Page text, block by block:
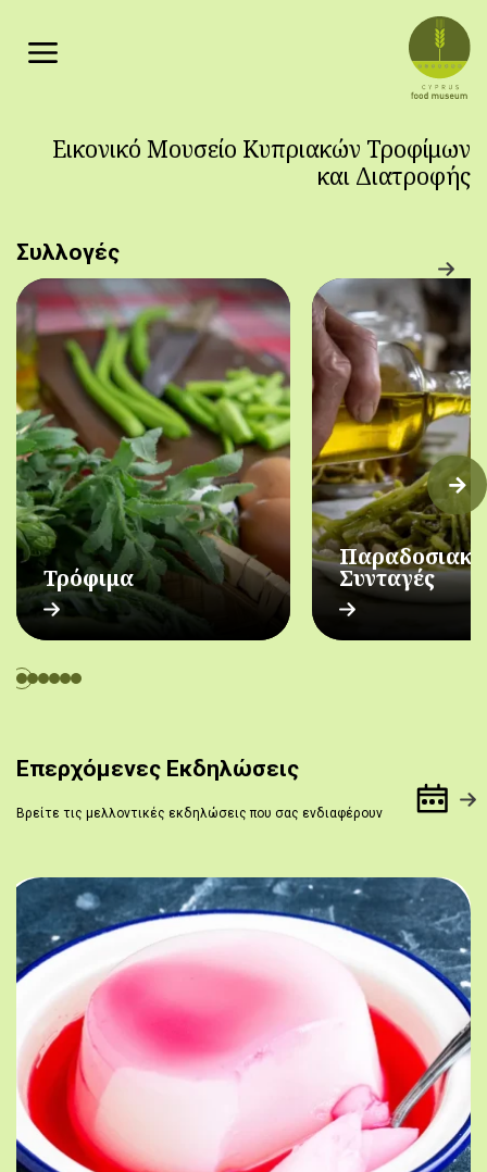
Εικονικό Μουσείο Κυπριακών Τροφίμων
και Διατροφής
Συλλογές
Τρόφιμα Συνταγές
Επερχόμενες Εκδηλώσεις
Βρείτε τις μελλοντικές εκδηλώσεις που σας ενδιαφέρουν